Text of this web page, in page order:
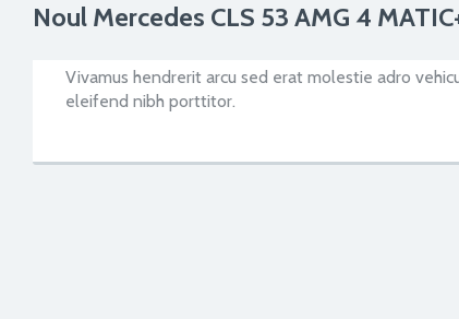
Noul Mercedes CLS 53 AMG 4
Vivamus hendrerit arcu sed erat molestie adro
eleifend nibh porttitor.